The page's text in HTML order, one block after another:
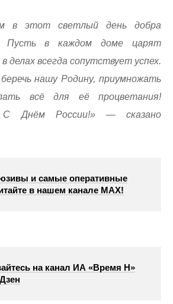
в этот светлый день добра
Пусть в каждом доме царят
делах всегда сопутствует успех.
нашу Родину, приумножать
всё для её процветания!
С Днём России!» — сказано
и самые оперативные
в нашем канале МАХ!
на канал ИА «Время Н»